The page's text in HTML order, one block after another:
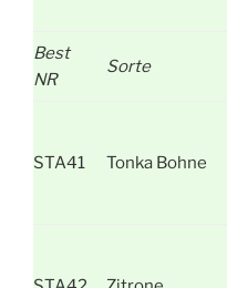
Best
NR
Sorte
STA41 Tonka Bohne